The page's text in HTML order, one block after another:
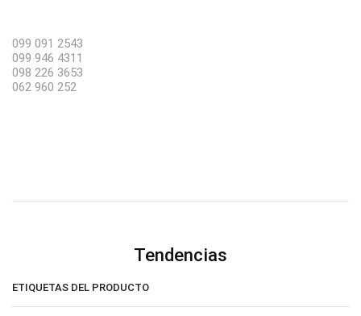
099 091 2543
099 946 4311
098 226 3653
062 960 252
Tendencias
ETIQUETAS DEL PRODUCTO